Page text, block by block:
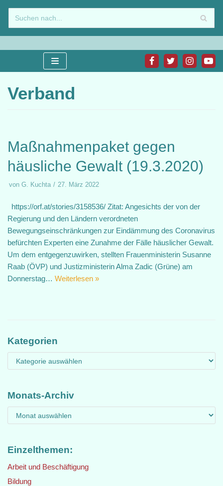
Zum
Inhalt
springen
Verband
Maßnahmenpaket gegen
häusliche Gewalt (19.3.2020)
von G. Kuchta 27. März 2022
https://orf.at/stories/3158536/ Zitat: Angesichts der von der
Regierung und den Ländern verordneten
Bewegungseinschränkungen zur Eindämmung des Coronavirus
befürchten Experten eine Zunahme der Fälle häuslicher Gewalt.
Um dem entgegenzuwirken, stellten Frauenministerin Susanne
Raab (ÖVP) und Justizministerin Alma Zadic (Grüne) am
Donnerstag… Weiterlesen »
Kategorien
Monats-Archiv
Einzelthemen:
Arbeit und Beschäftigung
Bildung